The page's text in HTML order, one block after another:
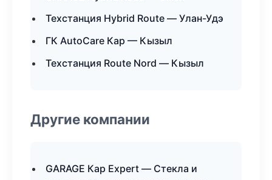
Техстанция Hybrid Route — Улан-Удэ
ГК AutoCare Кар — Кызыл
Техстанция Route Nord — Кызыл
Другие компании
GARAGE Кар Expert — Стекла и